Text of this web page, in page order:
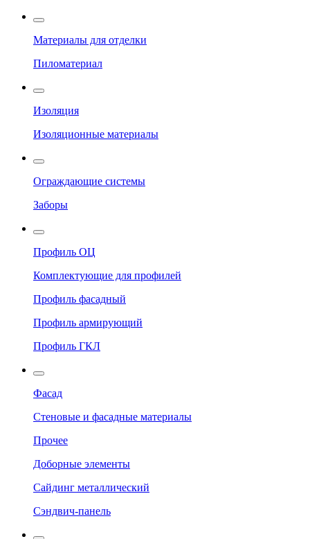
Материалы для отделки
Пиломатериал
Изоляция
Изоляционные материалы
Ограждающие системы
Заборы
Профиль ОЦ
Комплектующие для профилей
Профиль фасадный
Профиль армирующий
Профиль ГКЛ
Фасад
Стеновые и фасадные материалы
Прочее
Доборные элементы
Сайдинг металлический
Сэндвич-панель